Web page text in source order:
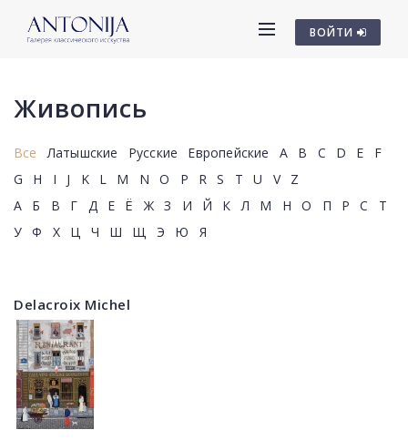
ВОЙТИ
Живопись
Все Латышские Русские Европейские A B C D E
F
G
H I J K L M N O P R S T U V
Z
А
Б В Г Д Е Ё Ж З И Й К Л М Н О П Р С
Т
У
Ф Х Ц Ч Ш Щ Э Ю Я
Delacroix Michel